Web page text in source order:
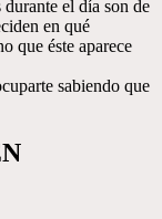
el día son de
en qué
que éste aparece
sabiendo que